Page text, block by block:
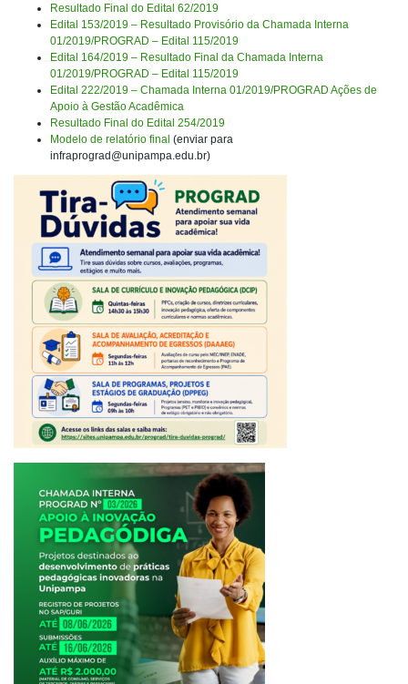
Resultado Final do Edital 62/2019
Edital 153/2019 – Resultado Provisório da Chamada Interna
01/2019/PROGRAD – Edital 115/2019
Edital 164/2019 – Resultado Final da Chamada Interna
01/2019/PROGRAD – Edital 115/2019
Edital 222/2019 – Chamada Interna 01/2019/PROGRAD Ações de
Apoio à Gestão Acadêmica
Resultado Final do Edital 254/2019
Modelo de relatório final (enviar para
infraprograd@unipampa.edu.br)